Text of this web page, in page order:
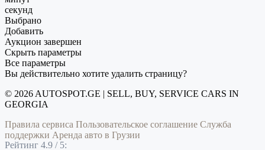
секунд
Выбрано
Добавить
Аукцион завершен
Скрыть параметры
Все параметры
Вы действительно хотите удалить страницу?
© 2026 AUTOSPOT.GE | SELL, BUY, SERVICE CARS IN
GEORGIA
Правила сервиса Пользовательское соглашение Служба
поддержки Аренда авто в Грузии
Рейтинг 4.9 / 5: